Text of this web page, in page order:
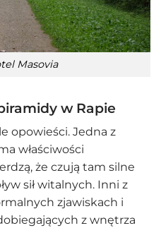
Masovia
w Rapie
opowieści. Jedna z
właściwości
że czują tam silne
sił witalnych. Inni z
zjawiskach i
z wnętrza